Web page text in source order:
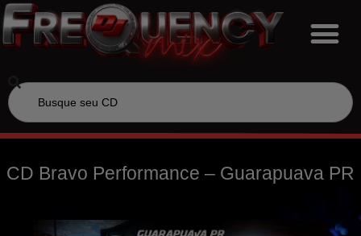
CD Bravo Performance – Guarapuava PR